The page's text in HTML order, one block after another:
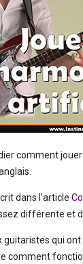
comment
dans l’article
différente et
qui
comment